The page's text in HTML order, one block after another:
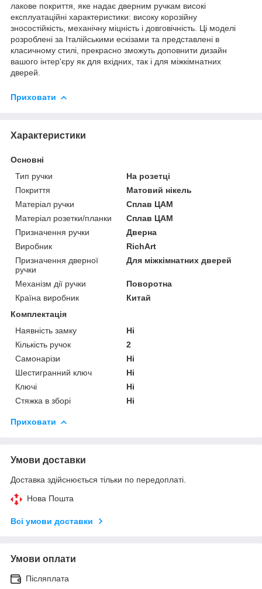
лакове покриття, яке надає дверним ручкам високі
експлуатаційні характеристики: високу корозійну
зносостійкість, механічну міцність і довговічність. Ці моделі
розроблені за Італійськими ескізами та представлені в
класичному стилі, прекрасно зможуть доповнити дизайн
вашого інтер'єру як для вхідних, так і для міжкімнатних
дверей.
Приховати
Характеристики
Основні
Тип ручки
На розетці
Покриття
Матовий нікель
Матеріал ручки
Сплав ЦАМ
Матеріал розетки/планки
Сплав ЦАМ
Призначення ручки
Дверна
Виробник
RichArt
Призначення дверної
ручки
Для міжкімнатних дверей
Механізм дії ручки
Поворотна
Країна виробник
Китай
Комплектація
Наявність замку
Ні
Кількість ручок
2
Самонарізи
Ні
Шестигранний ключ
Ні
Ключі
Ні
Стяжка в зборі
Ні
Приховати
Умови доставки
Доставка здійснюється тільки по передоплаті.
Нова Пошта
Всі умови доставки
Умови оплати
Післяплата